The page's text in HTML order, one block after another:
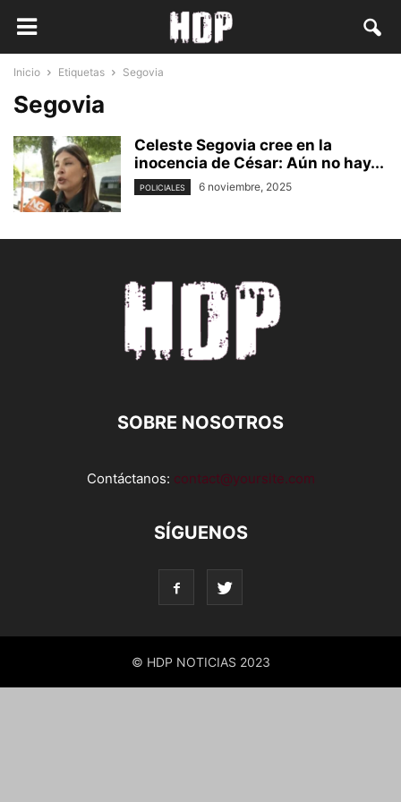
Inicio Etiquetas Segovia
Segovia
Celeste Segovia cree en la
inocencia de César: Aún no hay...
POLICIALES 6 noviembre, 2025
SOBRE NOSOTROS
Contáctanos: contact@yoursite.com
SÍGUENOS
© HDP NOTICIAS 2023